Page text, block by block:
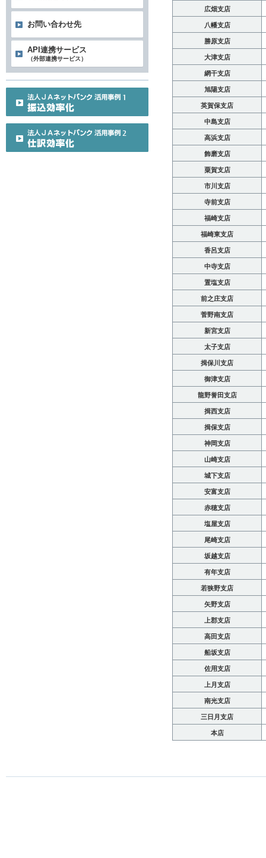
広畑支店
八幡支店
勝原支店
大津支店
網干支店
旭陽支店
英賀保支店
中島支店
高浜支店
飾磨支店
粟賀支店
市川支店
寺前支店
福崎支店
福崎東支店
香呂支店
中寺支店
置塩支店
前之庄支店
菅野南支店
新宮支店
太子支店
揖保川支店
御津支店
龍野誉田支店
揖西支店
揖保支店
神岡支店
山崎支店
城下支店
安富支店
赤穂支店
塩屋支店
尾崎支店
坂越支店
有年支店
若狭野支店
矢野支店
上郡支店
高田支店
船坂支店
佐用支店
上月支店
南光支店
三日月支店
本店
お問い合わせ先
API連携サービス
（外部連携サービス）